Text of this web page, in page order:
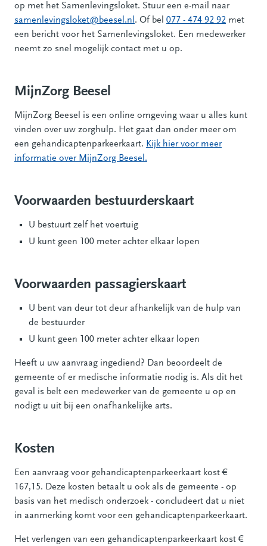
op met het Samenlevingsloket. Stuur een e-mail naar
samenlevingsloket@beesel.nl . Of bel 077 - 474 92 92 met
een bericht voor het Samenlevingsloket. Een medewerker
neemt zo snel mogelijk contact met u op.
MijnZorg Beesel
MijnZorg Beesel is een online omgeving waar u alles kunt
vinden over uw zorghulp. Het gaat dan onder meer om
een gehandicaptenparkeerkaart. Kijk hier voor meer
informatie over MijnZorg Beesel.
Voorwaarden bestuurderskaart
U bestuurt zelf het voertuig
U kunt geen 100 meter achter elkaar lopen
Voorwaarden passagierskaart
U bent van deur tot deur afhankelijk van de hulp van
de bestuurder
U kunt geen 100 meter achter elkaar lopen
Heeft u uw aanvraag ingediend? Dan beoordeelt de
gemeente of er medische informatie nodig is. Als dit het
geval is belt een medewerker van de gemeente u op en
nodigt u uit bij een onafhankelijke arts.
Kosten
Een aanvraag voor gehandicaptenparkeerkaart kost €
167,15. Deze kosten betaalt u ook als de gemeente - op
basis van het medisch onderzoek - concludeert dat u niet
in aanmerking komt voor een gehandicaptenparkeerkaart.
Het verlengen van een gehandicaptenparkeerkaart kost €